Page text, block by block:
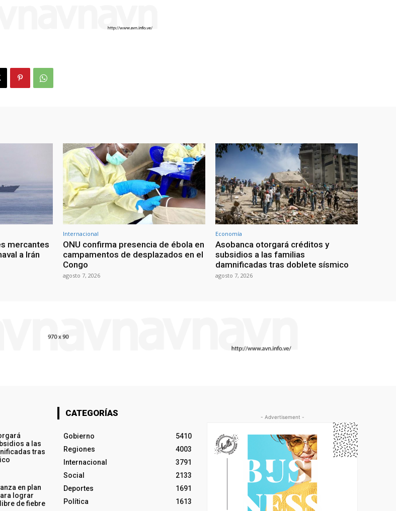
mercantes
a Irán
Internacional
ONU confirma presencia de ébola en
campamentos de desplazados en el
Congo
agosto 7, 2026
Economía
Asobanca otorgará créditos y
subsidios a las familias
damnificadas tras doblete sísmico
agosto 7, 2026
a las
tras
en plan
lograr
de fiebre
CATEGORÍAS
Gobierno
5410
Regiones
4003
Internacional
3791
Social
2133
Deportes
1691
Política
1613
- Advertisement -